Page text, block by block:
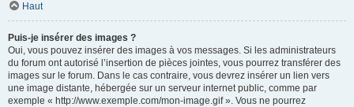
Haut
Puis-je insérer des images ?
Oui, vous pouvez insérer des images à vos messages. Si les administrateurs
du forum ont autorisé l’insertion de pièces jointes, vous pourrez transférer des
images sur le forum. Dans le cas contraire, vous devrez insérer un lien vers
une image distante, hébergée sur un serveur internet public, comme par
exemple « http://www.exemple.com/mon-image.gif ». Vous ne pourrez